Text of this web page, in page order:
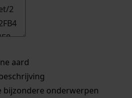
aard
bijzondere onderwerpen